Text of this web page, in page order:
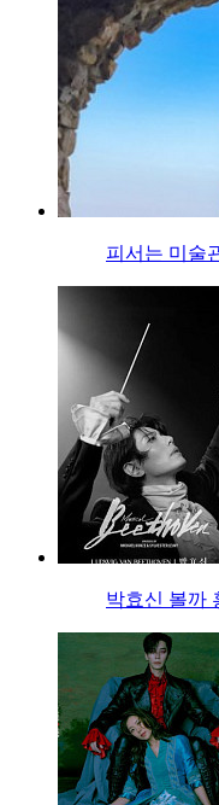
피서는 미술
박효신 볼까